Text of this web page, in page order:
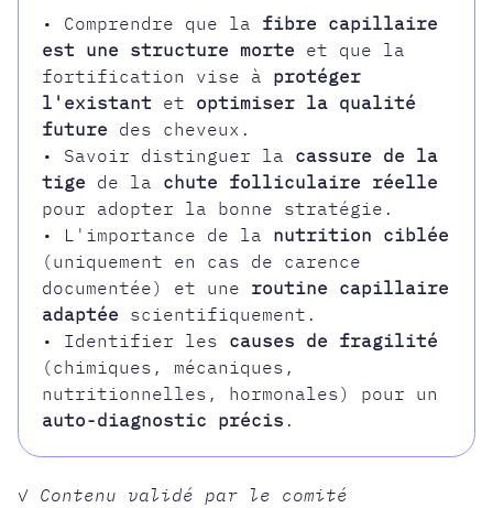
• Comprendre que la fibre capillaire
est une structure morte et que la
fortification vise à protéger
l'existant et optimiser la qualité
future des cheveux.
• Savoir distinguer la cassure de la
tige de la chute folliculaire réelle
pour adopter la bonne stratégie.
• L'importance de la nutrition ciblée
(uniquement en cas de carence
documentée) et une routine capillaire
adaptée scientifiquement.
• Identifier les causes de fragilité
(chimiques, mécaniques,
nutritionnelles, hormonales) pour un
auto-diagnostic précis .
✓ Contenu validé par le comité